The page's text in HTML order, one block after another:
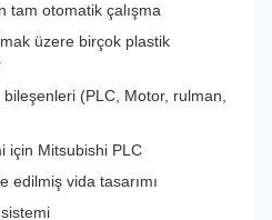
tam otomatik çalışma
üzere birçok plastik
(PLC, Motor, rulman,
için Mitsubishi PLC
edilmiş vida tasarımı